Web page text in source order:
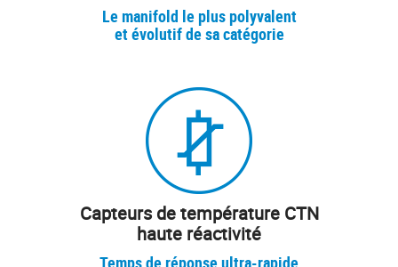
Le manifold le plus polyvalent
et évolutif de sa catégorie
Capteurs de température CTN
haute réactivité
Temps de réponse ultra-rapide